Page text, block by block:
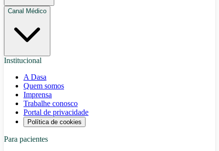
Canal Médico
Institucional
A Dasa
Quem somos
Imprensa
Trabalhe conosco
Portal de privacidade
Política de cookies
Para pacientes